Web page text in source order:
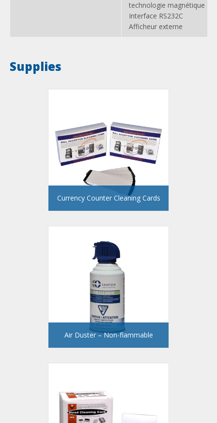
technologie magnétique
Interface RS232C
Afficheur externe
Supplies
Currency Counter Cleaning Cards
Air Duster – Non-flammable